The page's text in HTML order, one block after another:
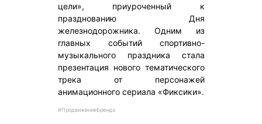
цели», приуроченный к
празднованию Дня
железнодорожника. Одним из
главных событий спортивно-
музыкального праздника стала
презентация нового тематического
трека от персонажей
анимационного сериала «Фиксики».
#ПродвижениеБренда